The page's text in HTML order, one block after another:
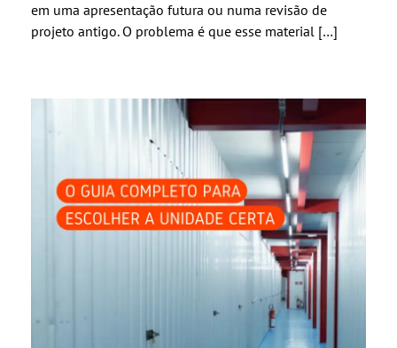
em uma apresentação futura ou numa revisão de
projeto antigo. O problema é que esse material […]